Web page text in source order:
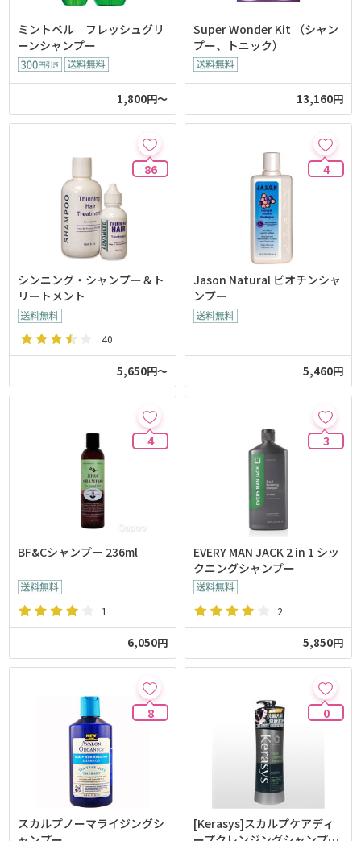
ミントベル フレッシュグリ
ーンシャンプー
1,800円～
Super Wonder Kit （シャン
プー、トニック）
13,160円
86
シンニング・シャンプー＆ト
リートメント
40
5,650円～
4
Jason Natural ビオチンシャ
ンプー
5,460円
4
BF&Cシャンプー 236ml
1
6,050円
3
EVERY MAN JACK 2 in 1 シッ
クニングシャンプー
2
5,850円
8
スカルプノーマライジングシ
0
[Kerasys]スカルプケアディ